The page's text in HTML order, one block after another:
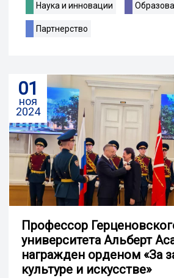
Наука и инновации
Партнерство
01
ноя
2024
Профессор
университета Альберт
награжден орденом «За
культуре и искусстве»